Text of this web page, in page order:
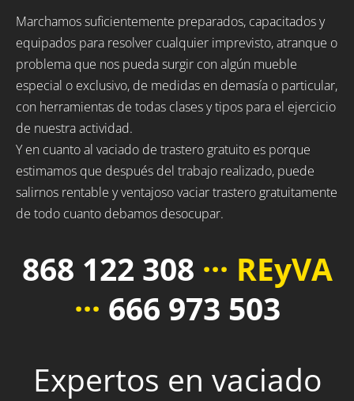
Marchamos suficientemente preparados, capacitados y
equipados para resolver cualquier imprevisto, atranque o
problema que nos pueda surgir con algún mueble
especial o exclusivo, de medidas en demasía o particular,
con herramientas de todas clases y tipos para el ejercicio
de nuestra actividad.
Y en cuanto al vaciado de trastero gratuito es porque
estimamos que después del trabajo realizado, puede
salirnos rentable y ventajoso vaciar trastero gratuitamente
de todo cuanto debamos desocupar.
868 122 308 ··· REyVA
··· 666 973 503
Expertos en vaciado